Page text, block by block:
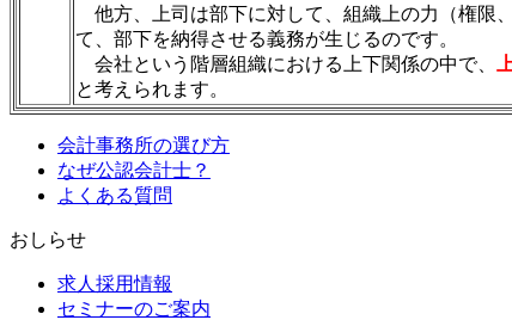
他方、上司は部下に対して、組織上の力（権限
て、部下を納得させる義務が生じるのです。
会社という階層組織における上下関係の中で、
と考えられます。
会計事務所の選び方
なぜ公認会計士？
よくある質問
おしらせ
求人採用情報
セミナーのご案内